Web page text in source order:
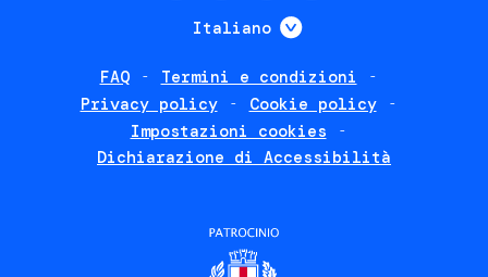
Italiano Mostra ulteriori
FAQ
Termini e condizioni
Privacy policy
Cookie policy
Impostazioni cookies
Dichiarazione di Accessibilità